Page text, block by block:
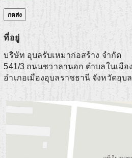
ที่อยู่
บริษัท อุบลรับเหมาก่อสร้าง จำกัด
541/3 ถนนชวาลานอก ตำบลในเมือง
อำเภอเมืองอุบลราชธานี จังหวัดอุบ